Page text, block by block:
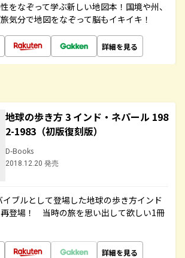
をなぞって学ぶ新しい地図本！国境や州、
気分で地図をなぞって脳もイキイキ！
詳細を見る
地球の歩き方 3 インド・ネパール 198
2-1983（初版復刻版）
D-Books
2018.12.20 発売
ブルとして登場した地球の歩き方インド
登場！ 当時の旅を思い出して欲しい1冊
詳細を見る